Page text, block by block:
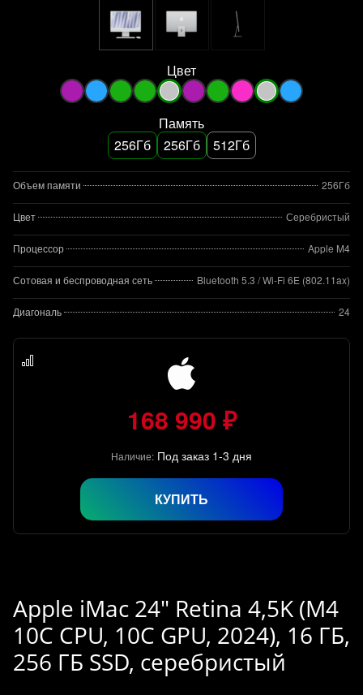
Цвет
Память
256Гб
256Гб 512Гб
Объем памяти 256Гб
Цвет Серебристый
Процессор Apple M4
Сотовая и беспроводная сеть Bluetooth 5.3 / Wi-Fi 6E (802.11ax)
Диагональ 24
168 990 ₽
Наличие: Под заказ 1-3 дня
КУПИТЬ
Apple iMac 24" Retina 4,5K (M4
10C CPU, 10C GPU, 2024), 16 ГБ,
256 ГБ SSD, серебристый